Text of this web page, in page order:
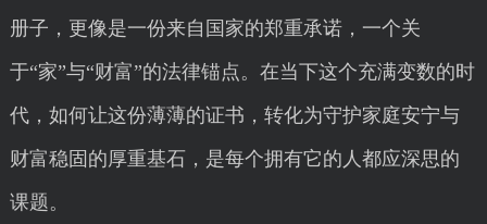
册子，更像是一份来自国家的郑重承诺，一个关
于“家”与“财富”的法律锚点。在当下这个充满变数的时
代，如何让这份薄薄的证书，转化为守护家庭安宁与
财富稳固的厚重基石，是每个拥有它的人都应深思的
课题。